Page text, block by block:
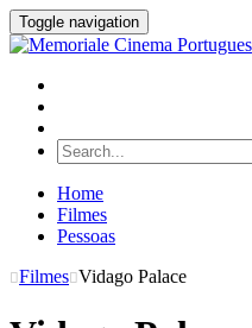
Toggle navigation
Home
Filmes
Pessoas
Filmes Vidago Palace